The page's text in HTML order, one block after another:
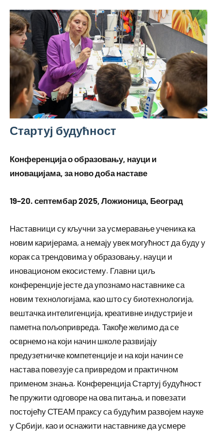
content
Стартуј будућност
Конференција о образовању, науци и
иновацијама, за ново доба наставе
19–20. септембар 2025, Ложионица, Београд
Наставници су кључни за усмеравање ученика ка
новим каријерама, а немају увек могућност да буду у
корак са трендовима у образовању, науци и
иновационом екосистему. Главни циљ
конференције јесте да упознамо наставнике са
новим технологијама, као што су биотехнологија,
вештачка интелигенција, креативне индустрије и
паметна пољопривреда. Такође желимо да се
осврнемо на који начин школе развијају
предузетничке компетенције и на који начин се
настава повезује са привредом и практичном
применом знања. Конференција Стартуј будућност
ће пружити одговоре на ова питања, и повезати
постојећу СТЕАМ праксу са будућим развојем науке
у Србији, као и оснажити наставнике да усмере